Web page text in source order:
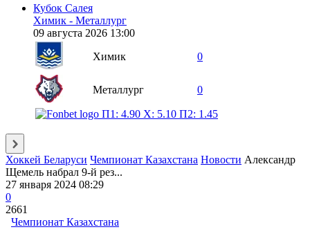
Кубок Салея
Химик - Металлург
09 августа 2026 13:00
Химик
0
Металлург 0
П1: 4.90 X: 5.10 П2: 1.45
Хоккей Беларуси Чемпионат Казахстана Новости Александр
Щемель набрал 9-й рез...
27 января 2024 08:29
0
2661
Чемпионат Казахстана